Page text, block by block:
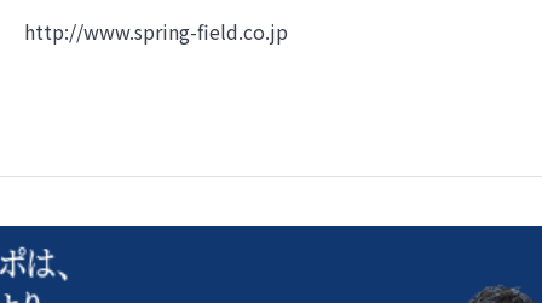
http://www.spring-field.co.jp